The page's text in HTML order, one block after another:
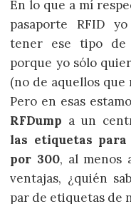
En lo que a mí
pasaporte RFID
tener ese tipo de
porque yo sólo
(no de aquellos
Pero en esas
RFDump a un
las etiquetas para
por 300, al menos
ventajas, ¿quién
par de etiquetas de